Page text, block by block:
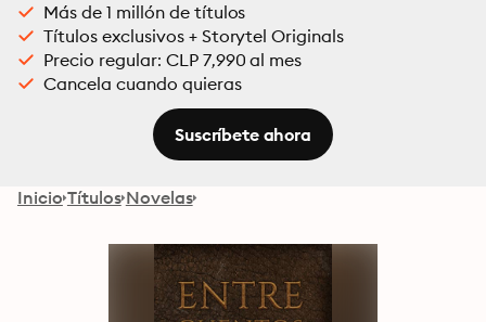
Más de 1 millón de títulos
Títulos exclusivos + Storytel Originals
Precio regular: CLP 7,990 al mes
Cancela cuando quieras
Suscríbete ahora
Inicio Títulos Novelas